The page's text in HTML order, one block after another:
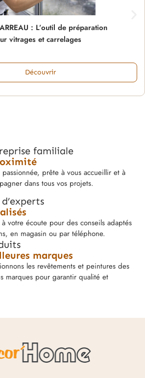
: L’outil de préparation
vitrages et carrelages
Découvrir
familiale
prête à vous accueillir et à
dans tous vos projets.
à votre écoute pour des conseils adaptés
en magasin ou par téléphone.
marques
les revêtements et peintures des
marques pour garantir qualité et